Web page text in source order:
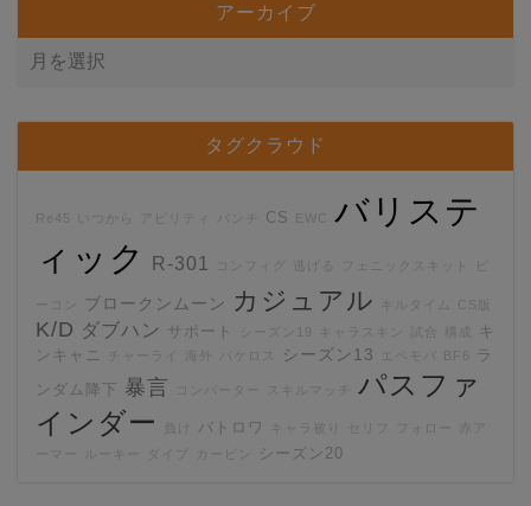
アーカイブ
タグクラウド
Re45 CS EWC
バリステ
ィック
R-301 フェニックスキット
ブロークンムーン カジュアル キルタイム CS版
K/D ダブハン サポート キャラスキン 構成
キ
ンキャニ
チャーライ シーズン13 エペモバ BF6 ラ
ンダム降下 暴言 コンバーター スキルマッチ
パスファ
インダー
バトロワ キャラ被り
ーマー
ルーキー ダイブ シーズン20